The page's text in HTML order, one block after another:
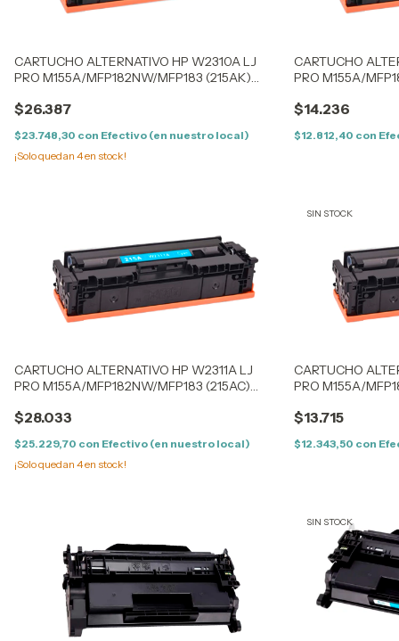
CARTUCHO ALTERNATIVO HP W2310A LJ
PRO M155A/MFP182NW/MFP183 (215AK)
$26.387
$23.748,30 con Efectivo (en nuestro local)
¡Solo quedan 4en stock!
CARTUCHO
PRO M155A/
$14.236
$12.812,40 con
CARTUCHO ALTERNATIVO HP W2311A LJ
PRO M155A/MFP182NW/MFP183 (215AC)
$28.033
$25.229,70 con Efectivo (en nuestro local)
¡Solo quedan 4en stock!
SIN STOCK
CARTUCHO
PRO M155A/
$13.715
$12.343,50 con
SIN STOCK